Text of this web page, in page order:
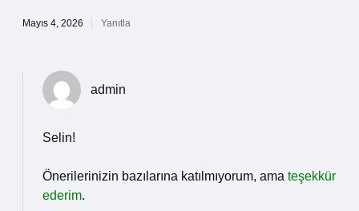
Mayıs 4, 2026 Yanıtla
admin
Selin!
Önerilerinizin bazılarına katılmıyorum, ama teşekkür
ederim.